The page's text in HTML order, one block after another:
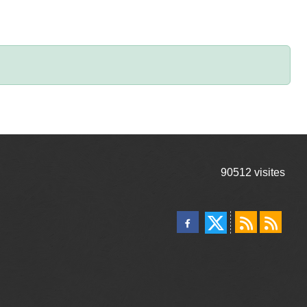
90512 visites